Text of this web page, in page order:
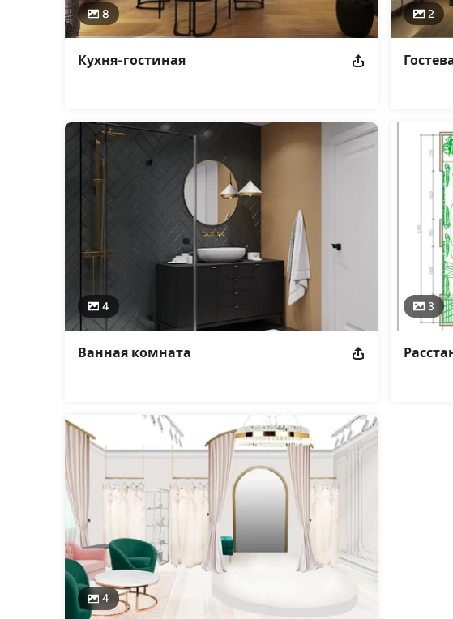
8
Кухня-гостиная
2
4
Ванная комната
3
4